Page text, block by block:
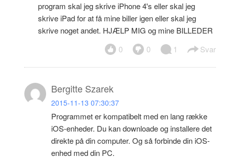
program skal jeg skrive iPhone 4's eller skal jeg
skrive iPad for at få mine biller igen eller skal jeg
skrive noget andet. HJÆLP MIG og mine BILLEDER
0
0 1 Svar
Bergitte Szarek
2015-11-13 07:30:37
Programmet er kompatibelt med en lang række
iOS-enheder. Du kan downloade og installere det
direkte på din computer. Og så forbinde din iOS-
enhed med din PC.